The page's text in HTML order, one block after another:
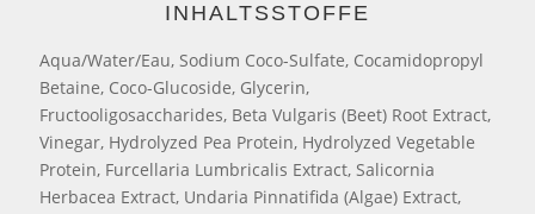
INHALTSSTOFFE
Aqua/Water/Eau, Sodium Coco-Sulfate, Cocamidopropyl
Betaine, Coco-Glucoside, Glycerin,
Fructooligosaccharides, Beta Vulgaris (Beet) Root Extract,
Vinegar, Hydrolyzed Pea Protein, Hydrolyzed Vegetable
Protein, Furcellaria Lumbricalis Extract, Salicornia
Herbacea Extract, Undaria Pinnatifida (Algae) Extract,